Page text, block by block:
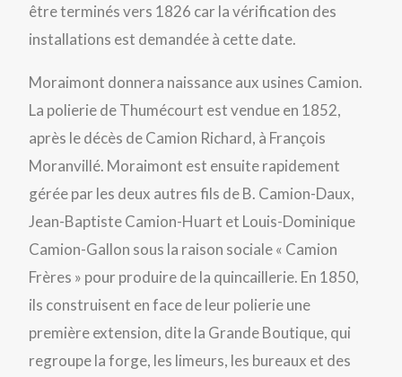
être terminés vers 1826 car la vérification des
installations est demandée à cette date.
Moraimont donnera naissance aux usines Camion.
La polierie de Thumécourt est vendue en 1852,
après le décès de Camion Richard, à François
Moranvillé. Moraimont est ensuite rapidement
gérée par les deux autres fils de B. Camion-Daux,
Jean-Baptiste Camion-Huart et Louis-Dominique
Camion-Gallon sous la raison sociale « Camion
Frères » pour produire de la quincaillerie. En 1850,
ils construisent en face de leur polierie une
première extension, dite la Grande Boutique, qui
regroupe la forge, les limeurs, les bureaux et des